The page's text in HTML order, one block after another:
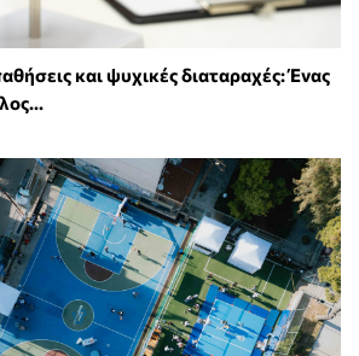
και ψυχικές διαταραχές: Ένας